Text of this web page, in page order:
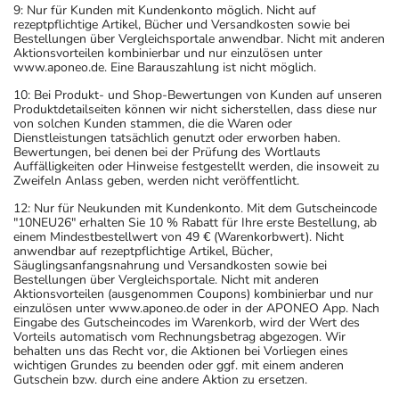
9: Nur für Kunden mit Kundenkonto möglich. Nicht auf
rezeptpflichtige Artikel, Bücher und Versandkosten sowie bei
Bestellungen über Vergleichsportale anwendbar. Nicht mit anderen
Aktionsvorteilen kombinierbar und nur einzulösen unter
www.aponeo.de. Eine Barauszahlung ist nicht möglich.
10: Bei Produkt- und Shop-Bewertungen von Kunden auf unseren
Produktdetailseiten können wir nicht sicherstellen, dass diese nur
von solchen Kunden stammen, die die Waren oder
Dienstleistungen tatsächlich genutzt oder erworben haben.
Bewertungen, bei denen bei der Prüfung des Wortlauts
Auffälligkeiten oder Hinweise festgestellt werden, die insoweit zu
Zweifeln Anlass geben, werden nicht veröffentlicht.
12: Nur für Neukunden mit Kundenkonto. Mit dem Gutscheincode
"10NEU26" erhalten Sie 10 % Rabatt für Ihre erste Bestellung, ab
einem Mindestbestellwert von 49 € (Warenkorbwert). Nicht
anwendbar auf rezeptpflichtige Artikel, Bücher,
Säuglingsanfangsnahrung und Versandkosten sowie bei
Bestellungen über Vergleichsportale. Nicht mit anderen
Aktionsvorteilen (ausgenommen Coupons) kombinierbar und nur
einzulösen unter www.aponeo.de oder in der APONEO App. Nach
Eingabe des Gutscheincodes im Warenkorb, wird der Wert des
Vorteils automatisch vom Rechnungsbetrag abgezogen. Wir
behalten uns das Recht vor, die Aktionen bei Vorliegen eines
wichtigen Grundes zu beenden oder ggf. mit einem anderen
Gutschein bzw. durch eine andere Aktion zu ersetzen.